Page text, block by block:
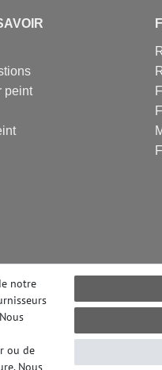
peint
notre
ou de
Nous